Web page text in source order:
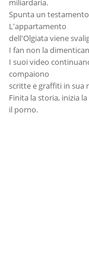
miliardaria.
Spunta un
L'appartamento
dell'Olgiata viene
I fan non la
I suoi video
compaiono
scritte e graffiti in sua
Finita la storia, inizia
il porno.